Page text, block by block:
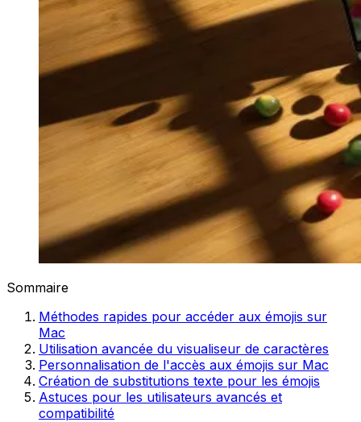
Sommaire
Méthodes rapides pour accéder aux émojis sur
Mac
Utilisation avancée du visualiseur de caractères
Personnalisation de l'accès aux émojis sur Mac
Création de substitutions texte pour les émojis
Astuces pour les utilisateurs avancés et
compatibilité